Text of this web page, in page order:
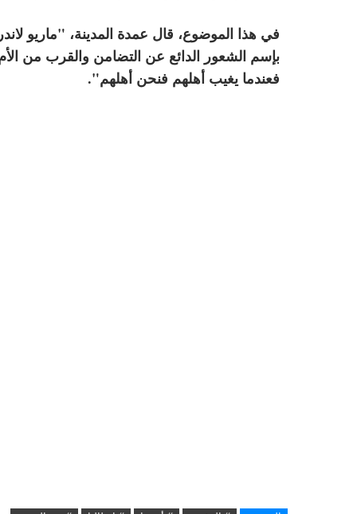
في هذا الموضوع، قال عمدة المدينة، "ماريو
بإسم الشعور الدائع عن التضامن والقرب من
فعندما يغيب أهلهم فنحن أهلهم".